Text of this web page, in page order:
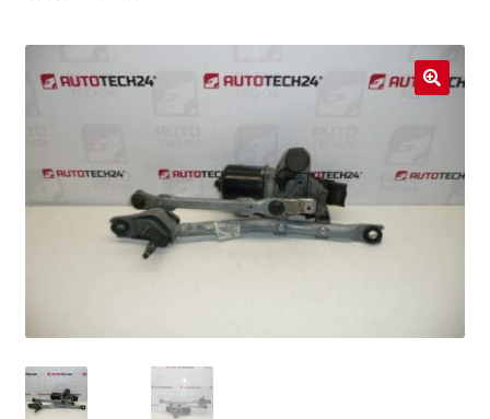
Livraison internationale
Paiements
Politique de confidentialité